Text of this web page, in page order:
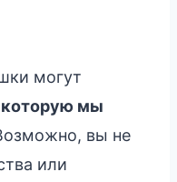
могут
которую мы
вы не
или